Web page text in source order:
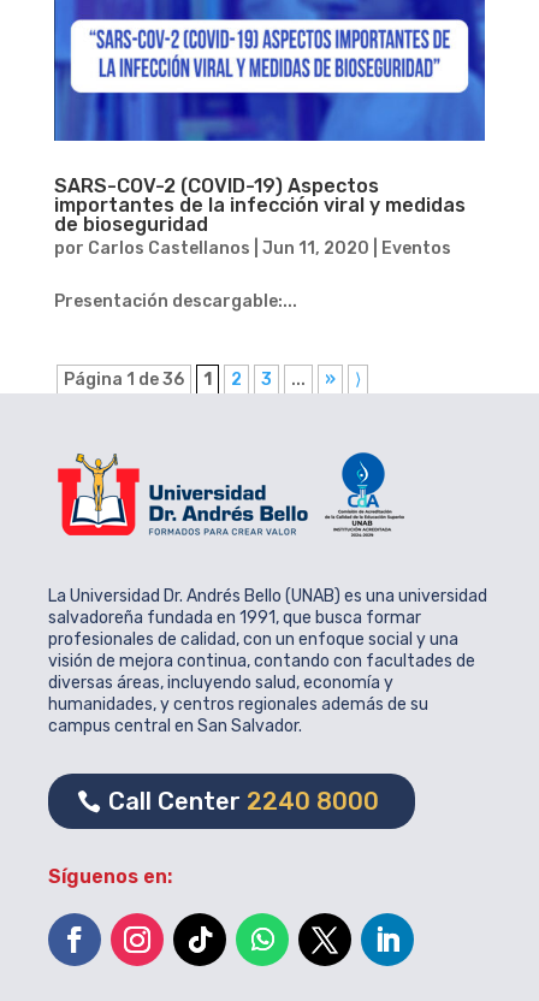
SARS-COV-2 (COVID-19) Aspectos
importantes de la infección viral y medidas
de bioseguridad
por Carlos Castellanos Jun 11, 2020 Eventos
Presentación descargable:...
Página 1 de 36 1 2 3 ... » ⟩
La Universidad Dr. Andrés Bello (UNAB) es una universidad
salvadoreña fundada en 1991, que busca formar
profesionales de calidad, con un enfoque social y una
visión de mejora continua, contando con facultades de
diversas áreas, incluyendo salud, economía y
humanidades, y centros regionales además de su
campus central en San Salvador.
Call Center 2240 8000
Síguenos en: